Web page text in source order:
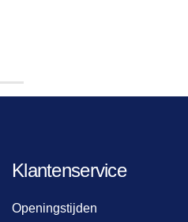
Klantenservice
Openingstijden